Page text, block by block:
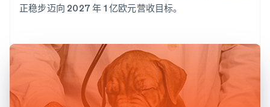
正稳步迈向 2027 年 1 亿欧元营收目标。